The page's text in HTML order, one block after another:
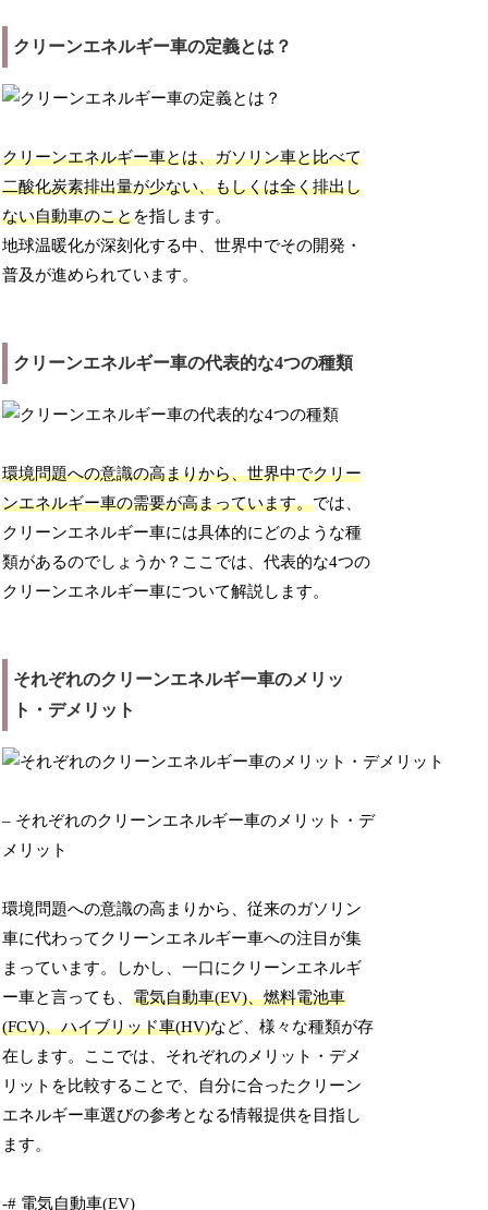
クリーンエネルギー車の定義とは？
クリーンエネルギー車とは、ガソリン車と比べて
二酸化炭素排出量が少ない、もしくは全く排出し
ない自動車のことを指します。
地球温暖化が深刻化する中、世界中でその開発・
普及が進められています。
クリーンエネルギー車の代表的な4つの種類
環境問題への意識の高まりから、世界中でクリー
ンエネルギー車の需要が高まっています。では、
クリーンエネルギー車には具体的にどのような種
類があるのでしょうか？ここでは、代表的な4つの
クリーンエネルギー車について解説します。
それぞれのクリーンエネルギー車のメリッ
ト・デメリット
– それぞれのクリーンエネルギー車のメリット・デ
メリット
環境問題への意識の高まりから、従来のガソリン
車に代わってクリーンエネルギー車への注目が集
まっています。しかし、一口にクリーンエネルギ
ー車と言っても、電気自動車(EV)、燃料電池車
(FCV)、ハイブリッド車(HV)など、様々な種類が存
在します。ここでは、それぞれのメリット・デメ
リットを比較することで、自分に合ったクリーン
エネルギー車選びの参考となる情報提供を目指し
ます。
-# 電気自動車(EV)